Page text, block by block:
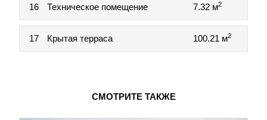
16 Техническое помещение 7.32 м2
17 Крытая терраса 100.21 м2
СМОТРИТЕ ТАКЖЕ